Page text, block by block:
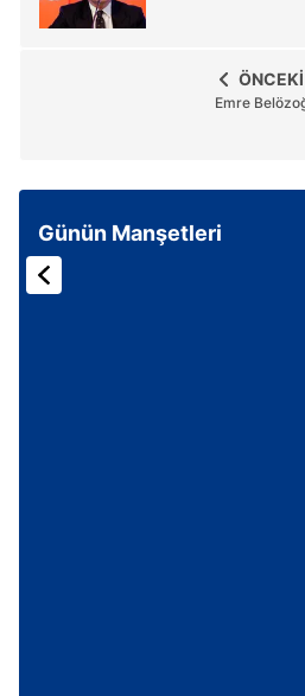
Emre
Günün Manşetleri